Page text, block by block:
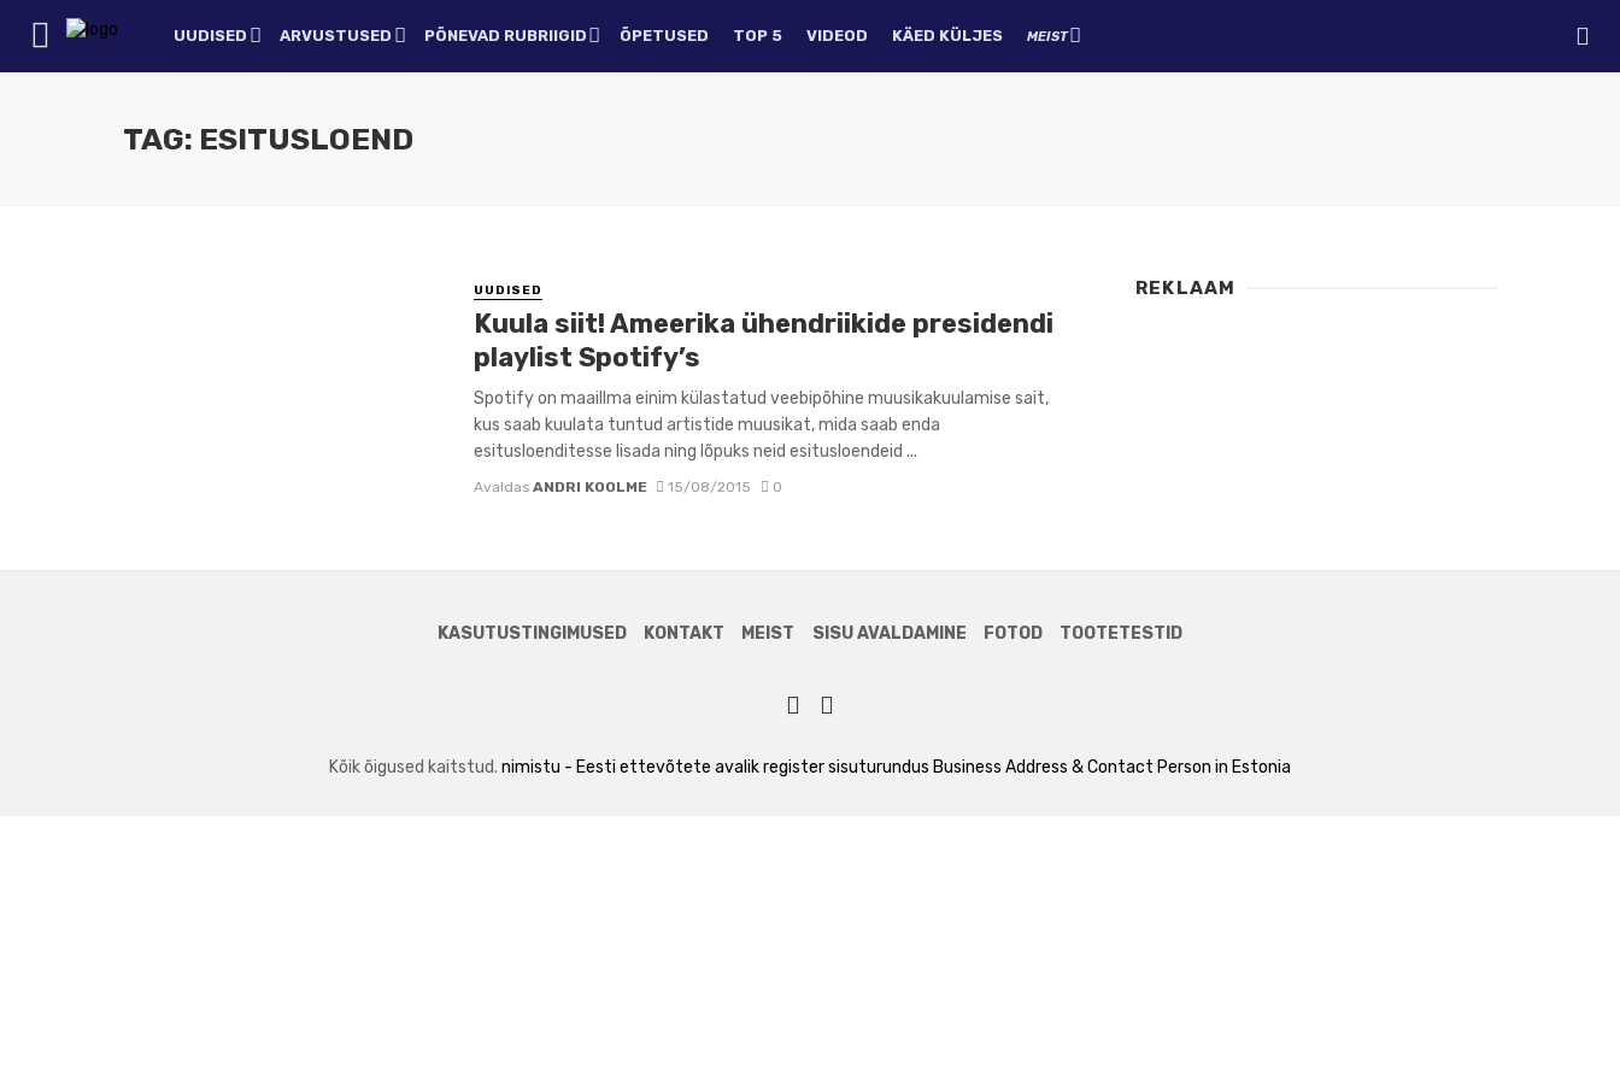
UUDISED ARVUSTUSED PÕNEVAD RUBRIIGID ÕPETUSED TOP 5 VIDEOD KÄED KÜLJES MEIST
TAG: ESITUSLOEND
UUDISED
Kuula siit! Ameerika ühendriikide presidendi
playlist Spotify’s
Spotify on maaillma einim külastatud veebipõhine muusikakuulamise sait,
kus saab kuulata tuntud artistide muusikat, mida saab enda
esitusloenditesse lisada ning lõpuks neid esitusloendeid ...
Avaldas ANDRI KOOLME 15/08/2015 0
REKLAAM
KASUTUSTINGIMUSED KONTAKT MEIST SISU AVALDAMINE FOTOD TOOTETESTID
Kõik õigused kaitstud. nimistu - Eesti ettevõtete avalik registersisuturundus Business Address & Contact Person in Estonia